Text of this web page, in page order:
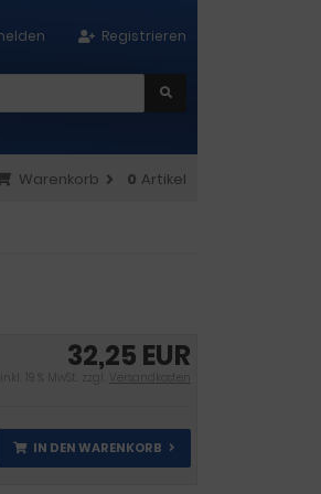
Registrieren
Warenkorb 0 Artikel
32,25 EUR
inkl. 19 % MwSt. zzgl. Versandkosten
IN DEN WARENKORB